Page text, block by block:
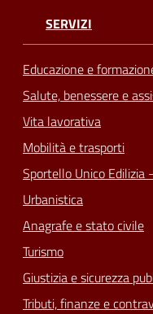
SERVIZI
Educazione e
Salute, benessere e
Vita lavorativa
Mobilità e trasporti
Sportello Unico Edilizia
Urbanistica
Anagrafe e stato civile
Turismo
Giustizia e sicurezza
Tributi, finanze e